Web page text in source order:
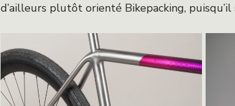
d’ailleurs plutôt orienté Bikepacking, puisqu’il